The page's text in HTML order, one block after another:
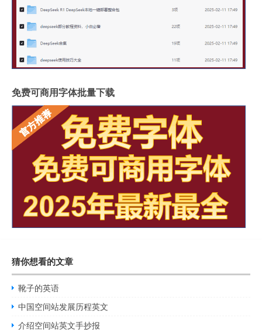
免费可商用字体批量下载
猜你想看的文章
靴子的英语
中国空间站发展历程英文
介绍空间站英文手抄报